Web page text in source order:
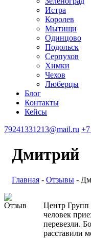
Истра
Королев
Мытищи
Одинцово
Подольск
Серпухов
Химки
Чехов
Люберцы
Блог
Контакты
Кейсы
79241331213@mail.ru
Дмитрий
Главная - Отзывы -
Центр Групп
человек
перевезли.
расставили